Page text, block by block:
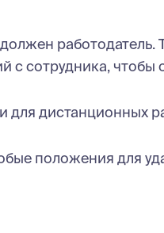
работодатель.
с сотрудника, чтобы
для дистанционных
положения для